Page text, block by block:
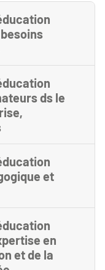
ds le
et
en
et de la